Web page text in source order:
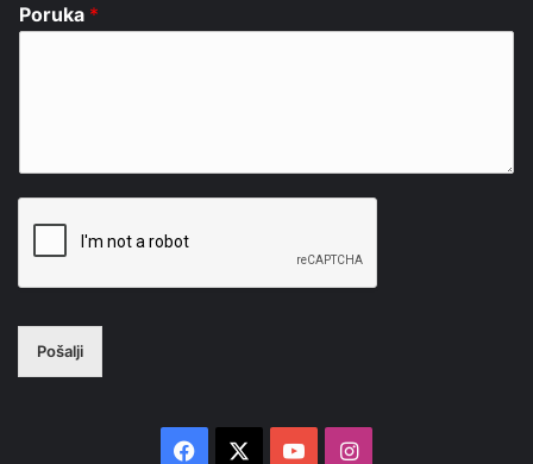
Poruka *
Pošalji
Facebook YouTubeInstagram